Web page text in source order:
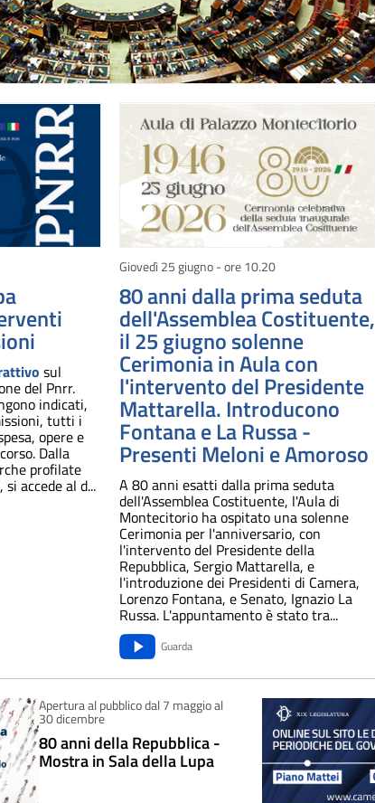
sul
del Pnrr.
indicati,
tutti i
opere e
Dalla
profilate
accede al d...
Giovedì 25 giugno - ore 10.20
80 anni dalla prima seduta
dell'Assemblea Costituente,
il 25 giugno solenne
Cerimonia in Aula con
l'intervento del Presidente
Mattarella. Introducono
Fontana e La Russa -
Presenti Meloni e Amoroso
A 80 anni esatti dalla prima seduta
dell'Assemblea Costituente, l'Aula di
Montecitorio ha ospitato una solenne
Cerimonia per l'anniversario, con
l'intervento del Presidente della
Repubblica, Sergio Mattarella, e
l'introduzione dei Presidenti di Camera,
Lorenzo Fontana, e Senato, Ignazio La
Russa. L'appuntamento è stato tra...
Guarda
Apertura al pubblico dal 7 maggio al
30 dicembre
80 anni della Repubblica -
Mostra in Sala della Lupa